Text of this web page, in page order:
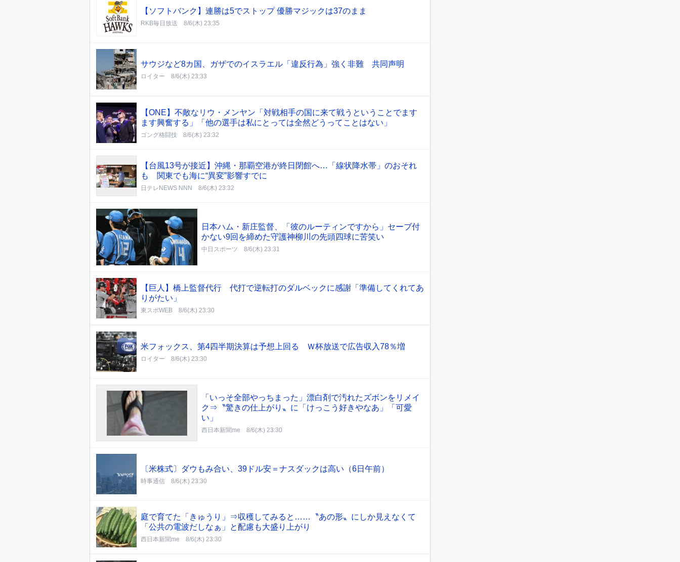
【ソフトバンク】連勝は5でストップ 優勝マジックは37のまま
RKB毎日放送 8/6(木) 23:35
サウジなど8カ国、ガザでのイスラエル「違反行為」強く非難 共同声明
ロイター 8/6(木) 23:33
【ONE】不敵なリウ・メンヤン「対戦相手の国に来て戦うということでます
ます興奮する」「他の選手は私にとっては全然どうってことはない」
ゴング格闘技 8/6(木) 23:32
【台風13号が接近】沖縄・那覇空港が終日閉館へ…「線状降水帯」のおそれ
も 関東でも海に“異変”影響すでに
日テレNEWS NNN 8/6(木) 23:32
日本ハム・新庄監督、「彼のルーティンですから」セーブ付
かない9回を締めた守護神柳川の先頭四球に苦笑い
中日スポーツ 8/6(木) 23:31
【巨人】橋上監督代行 代打で逆転打のダルベックに感謝「準備してくれてあ
りがたい」
東スポWEB 8/6(木) 23:30
米フォックス、第4四半期決算は予想上回る Ｗ杯放送で広告収入78％増
ロイター 8/6(木) 23:30
「いっそ全部やっちまった」漂白剤で汚れたズボンをリメイ
ク⇒〝驚きの仕上がり〟に「けっこう好きやなあ」「可愛
い」
西日本新聞me 8/6(木) 23:30
〔米株式〕ダウもみ合い、39ドル安＝ナスダックは高い（6日午前）
時事通信 8/6(木) 23:30
庭で育てた「きゅうり」⇒収穫してみると……〝あの形〟にしか見えなくて
「公共の電波だしなぁ」と配慮も大盛り上がり
西日本新聞me 8/6(木) 23:30